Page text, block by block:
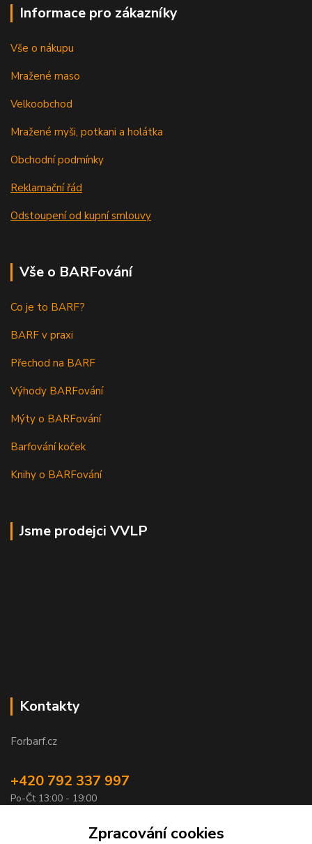
Informace pro zákazníky
Vše o nákupu
Mražené maso
Velkoobchod
Mražené myši, potkani a holátka
Obchodní podmínky
Reklamační řád
Odstoupení od kupní smlouvy
Vše o BARFování
Co je to BARF?
BARF v praxi
Přechod na BARF
Výhody BARFování
Mýty o BARFování
Barfování koček
Knihy o BARFování
Jsme prodejci VVLP
Kontakty
Forbarf.cz
+420 792 337 997
Po-Čt 13:00 - 19:00
objednavky@forbarf.czZpracování cookies